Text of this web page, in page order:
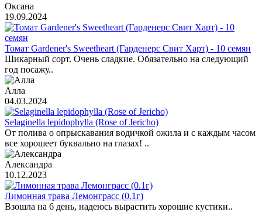
Оксана
19.09.2024
Томат Gardener's Sweetheart (Гарденерс Свит Харт) - 10 семян
Шикарный сорт. Очень сладкие. Обязательно на следующий
год посажу..
Алла
04.03.2024
Selaginella lepidophylla (Rose of Jericho)
От полива о опрыскавания водичкой ожила и с каждым часом
все хорошеет буквально на глазах! ..
Александра
10.12.2023
Лимонная трава Лемонграсс (0.1г)
Взошла на 6 день, надеюсь вырастить хорошие кустики..